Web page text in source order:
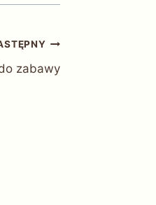
zabawy